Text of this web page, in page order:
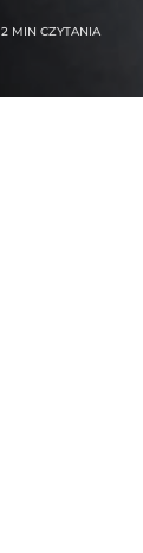
2 MIN CZYTANIA